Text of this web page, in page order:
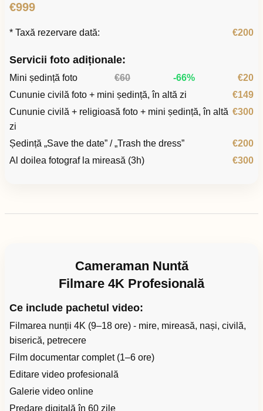
€999
* Taxă rezervare dată: €200
Servicii foto adiționale:
Mini ședință foto €60 -66%
€20
Cununie civilă foto + mini ședință, în altă zi
€149
Cununie civilă + religioasă foto + mini ședință, în altă
zi
€300
Ședință „Save the date” / „Trash the dress”
€200
Al doilea fotograf la mireasă (3h)
€300
Cameraman Nuntă
Filmare 4K Profesională
Ce include pachetul video:
Filmarea nunții 4K (9–18 ore) - mire, mireasă, nași, civilă,
biserică, petrecere
Film documentar complet (1–6 ore)
Editare video profesională
Galerie video online
Predare digitală în 60 zile